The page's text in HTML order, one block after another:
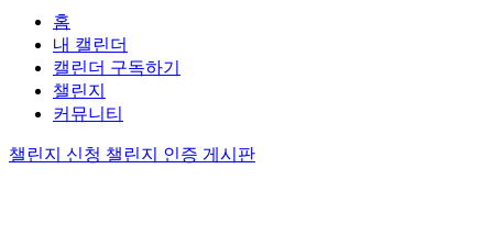
홈
내 캘린더
캘린더 구독하기
챌린지
커뮤니티
챌린지 신청 챌린지 인증 게시판